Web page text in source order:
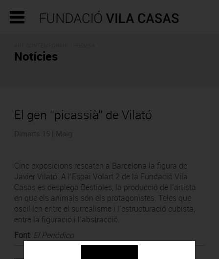
Notícies
El gen “picassià” de Vilató
Cinc exposicions rescaten a Barcelona la figura de
Javier Vilató. A l’Espai Volart 2 de la Fundació Vila
Casas es desplega Bestioles, la producció de l’artista
en que els animals són els protagonistes. Teles que
oscil·len entre el surrealisme i l’estructuració cubista,
entre la figuració i l’abstracció.
Font: El Periódico